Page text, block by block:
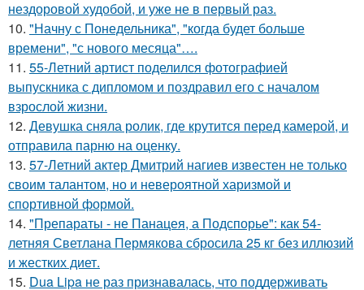
нездоровой худобой, и уже не в первый раз.
10. "Начну с Понедельника", "когда будет больше
времени", "с нового месяца"….
11. 55-Летний артист поделился фотографией
выпускника с дипломом и поздравил его с началом
взрослой жизни.
12. Девушка сняла ролик, где крутится перед камерой, и
отправила парню на оценку.
13. 57-Летний актер Дмитрий нагиев известен не только
своим талантом, но и невероятной харизмой и
спортивной формой.
14. "Препараты - не Панацея, а Подспорье": как 54-
летняя Светлана Пермякова сбросила 25 кг без иллюзий
и жестких диет.
15. Dua Lipa не раз признавалась, что поддерживать